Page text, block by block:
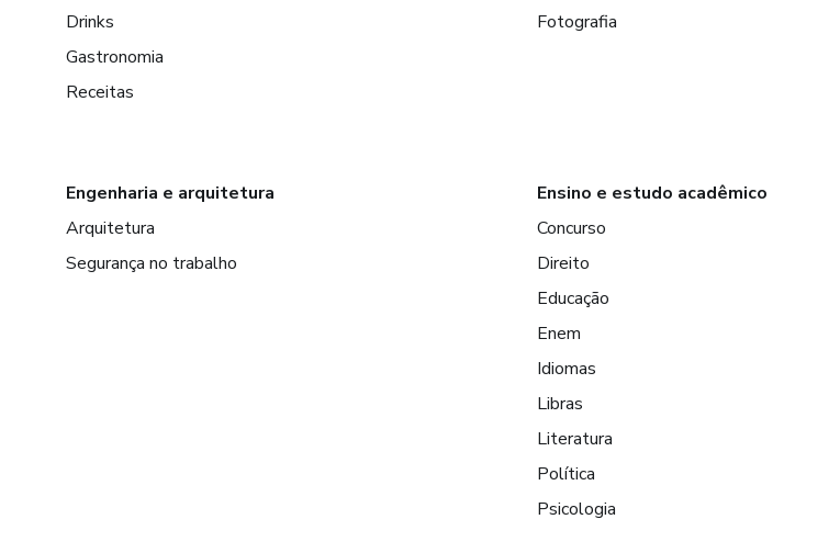
Drinks
Gastronomia
Receitas
Fotografia
Engenharia e arquitetura
Arquitetura
Segurança no trabalho
Ensino e estudo acadêmico
Concurso
Direito
Educação
Enem
Idiomas
Libras
Literatura
Política
Psicologia